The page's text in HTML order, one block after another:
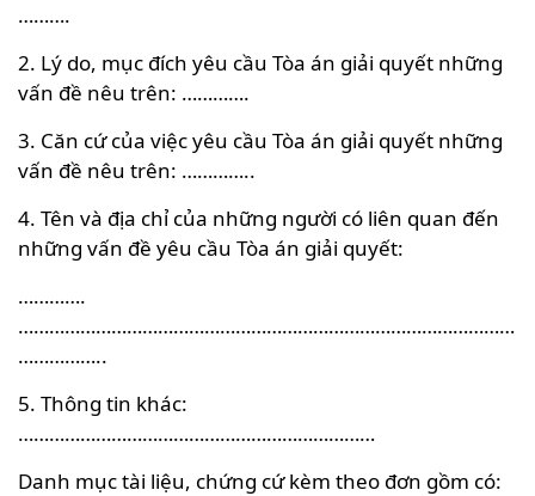
……….
2. Lý do, mục đích yêu cầu Tòa án giải quyết những
vấn đề nêu trên: ………….
3. Căn cứ của việc yêu cầu Tòa án giải quyết những
vấn đề nêu trên: …………..
4. Tên và địa chỉ của những người có liên quan đến
những vấn đề yêu cầu Tòa án giải quyết:
………….
……………………………………………………………………………………
……………..
5. Thông tin khác:
……………………………………………………………
Danh mục tài liệu, chứng cứ kèm theo đơn gồm có: